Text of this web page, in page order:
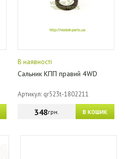
В наявності
Сальник КПП правий 4WD
Артикул: qr523t-1802211
В КОШИК
348грн.